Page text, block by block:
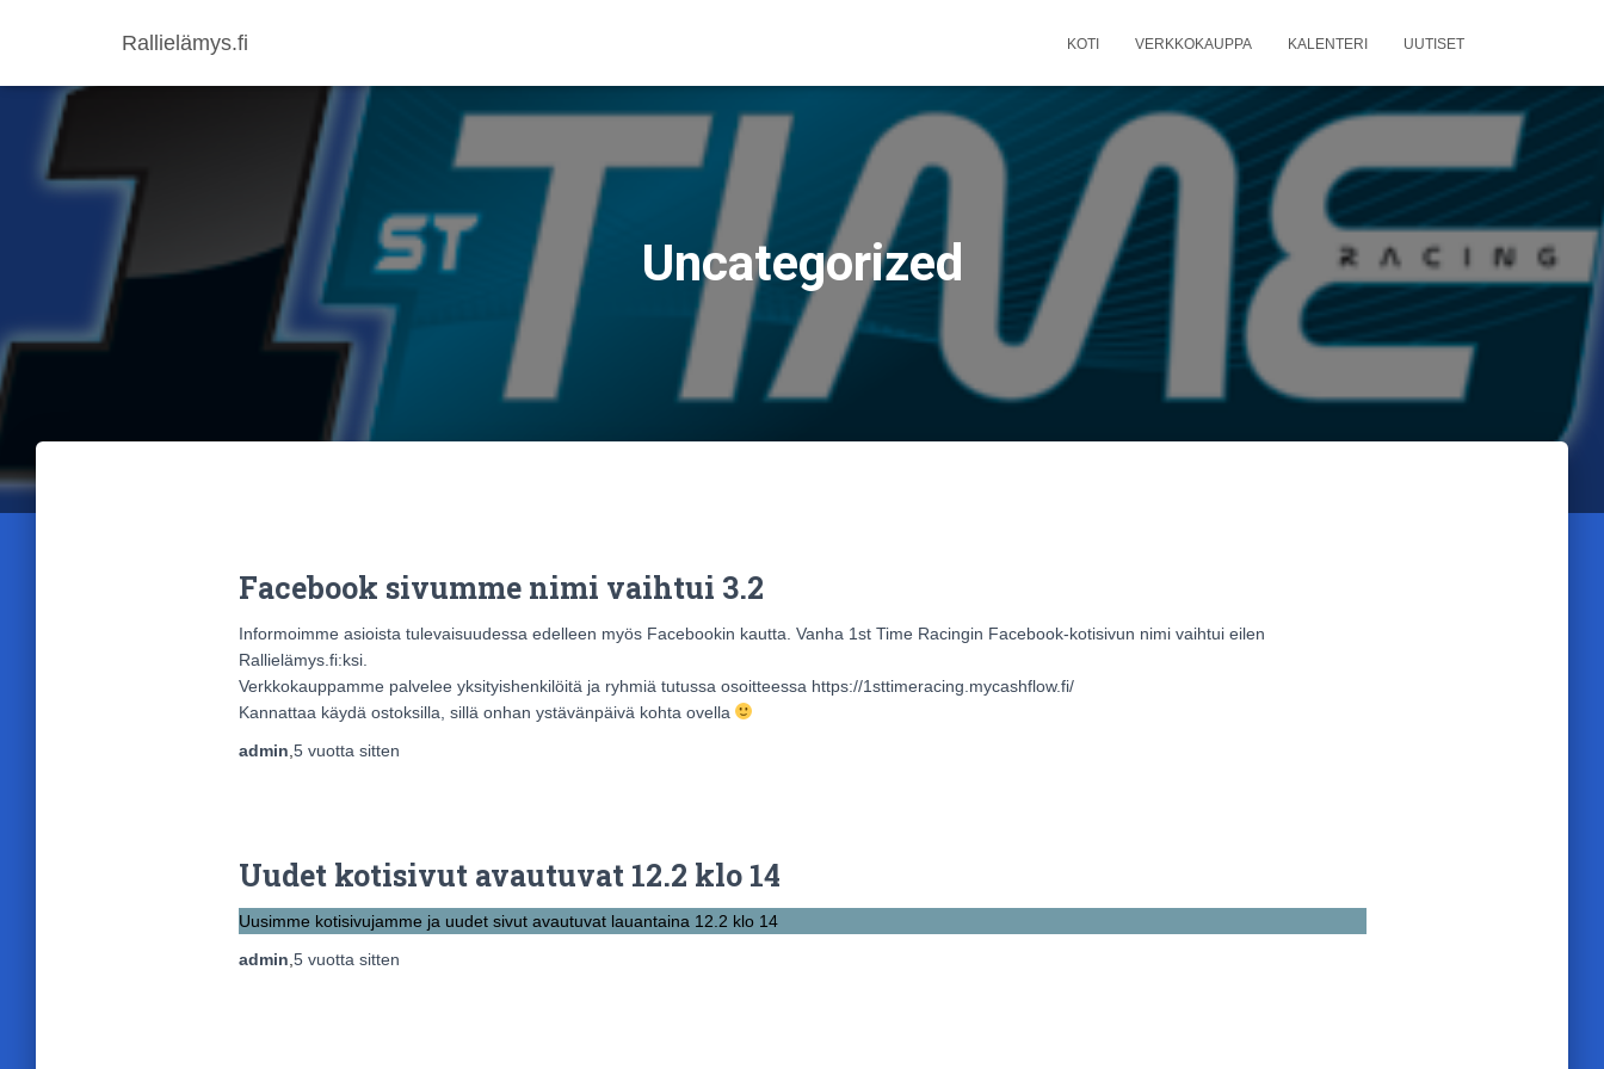
Rallielämys.fi KOTI VERKKOKAUPPA KALENTERI UUTISET
Uncategorized
Facebook sivumme nimi vaihtui 3.2
Informoimme asioista tulevaisuudessa edelleen myös Facebookin kautta. Vanha 1st Time Racingin Facebook-kotisivun nimi vaihtui eilen
Rallielämys.fi:ksi.
Verkkokauppamme palvelee yksityishenkilöitä ja ryhmiä tutussa osoitteessa https://1sttimeracing.mycashflow.fi/
Kannattaa käydä ostoksilla, sillä onhan ystävänpäivä kohta ovella
admin 5 vuotta sitten
Uudet kotisivut avautuvat 12.2 klo 14
Uusimme kotisivujamme ja uudet sivut avautuvat lauantaina 12.2 klo 14
admin 5 vuotta sitten